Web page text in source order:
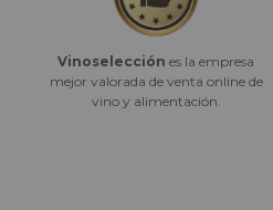
Vinoselección es la empresa
mejor valorada de venta online de
vino y alimentación.